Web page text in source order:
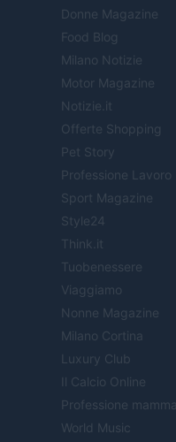
Donne Magazine
Food Blog
Milano Notizie
Motor Magazine
Notizie.it
Offerte Shopping
Pet Story
Professione Lavoro
Sport Magazine
Style24
Think.it
Tuobenessere
Viaggiamo
Nonne Magazine
Milano Cortina
Luxury Club
Il Calcio Online
Professione mamma
World Music